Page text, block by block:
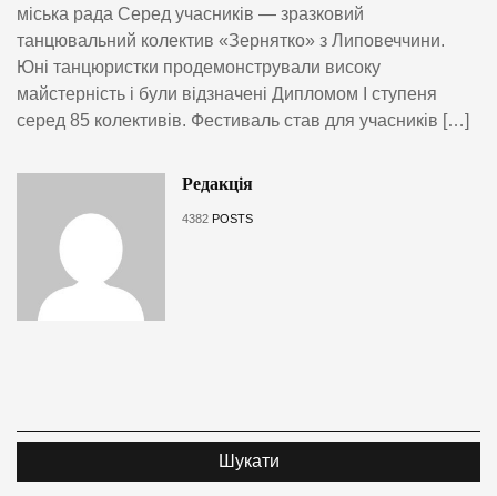
міська рада Серед учасників — зразковий
танцювальний колектив «Зернятко» з Липовеччини.
Юні танцюристки продемонстрували високу
майстерність і були відзначені Дипломом I ступеня
серед 85 колективів. Фестиваль став для учасників […]
Редакція
4382 POSTS